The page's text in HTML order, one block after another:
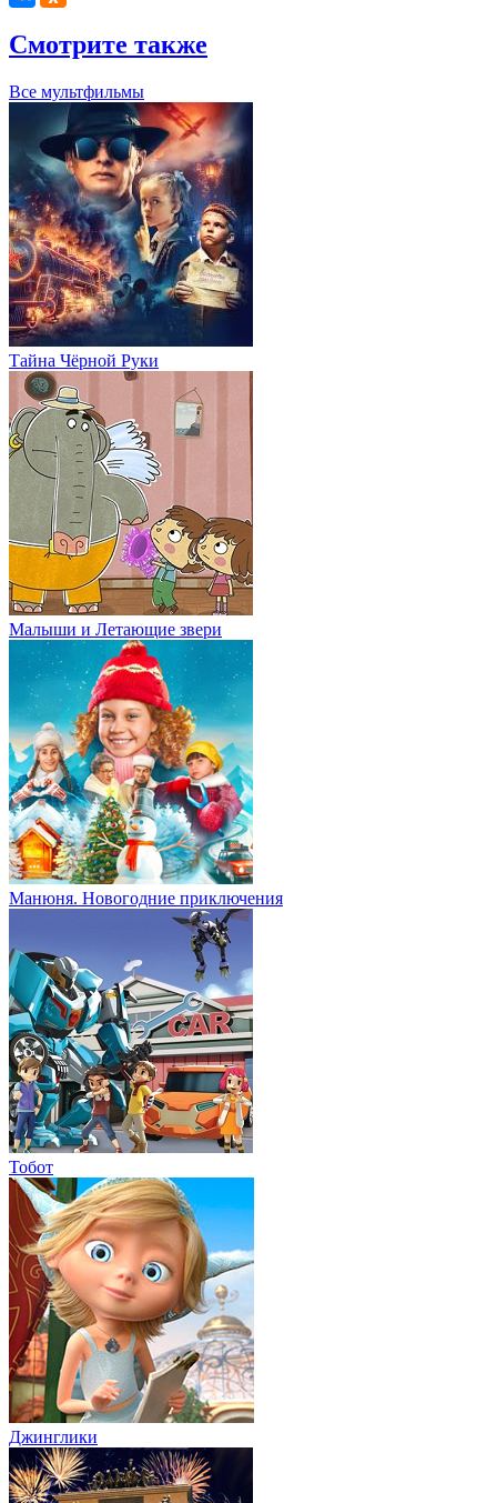
Смотрите также
Все мультфильмы
Тайна Чёрной Руки
Малыши и Летающие звери
Манюня. Новогодние приключения
Тобот
Джинглики